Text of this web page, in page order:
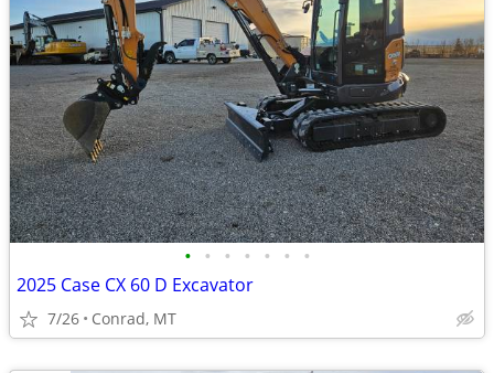
• • • • • • •
2025 Case CX 60 D Excavator
7/26 Conrad, MT